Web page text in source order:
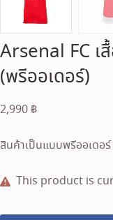
Arsenal FC เ
(พรีออเดอร์)
2,990 ฿
สินค้าเป็นแบบพรีออเดอ
This product is